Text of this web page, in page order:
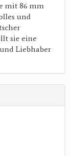
mit 86 mm
und
sie eine
Liebhaber